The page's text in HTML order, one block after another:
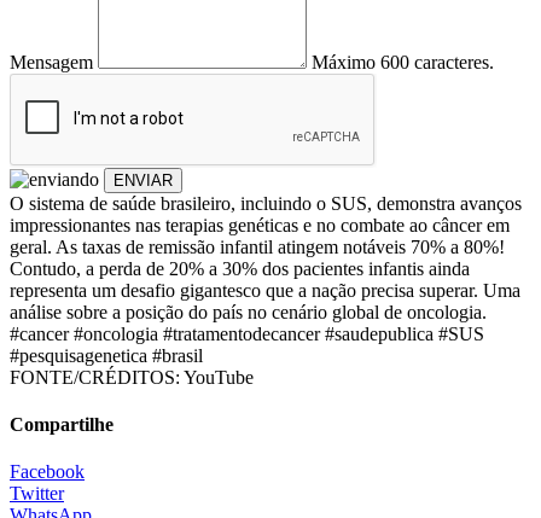
Mensagem Máximo 600 caracteres.
ENVIAR
O sistema de saúde brasileiro, incluindo o SUS, demonstra avanços
impressionantes nas terapias genéticas e no combate ao câncer em
geral. As taxas de remissão infantil atingem notáveis 70% a 80%!
Contudo, a perda de 20% a 30% dos pacientes infantis ainda
representa um desafio gigantesco que a nação precisa superar. Uma
análise sobre a posição do país no cenário global de oncologia.
#cancer #oncologia #tratamentodecancer #saudepublica #SUS
#pesquisagenetica #brasil
FONTE/CRÉDITOS: YouTube
Compartilhe
Facebook
Twitter